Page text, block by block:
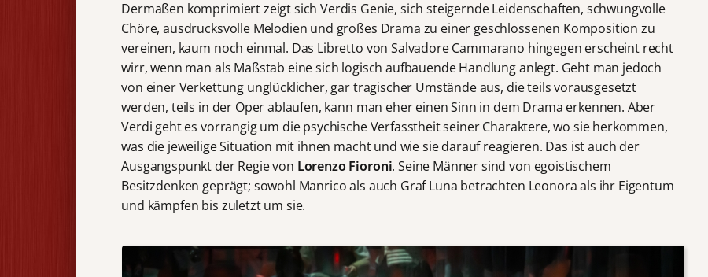
Dermaßen komprimiert zeigt sich Verdis Genie, sich steigernde Leidenschaften, schwungvolle
Chöre, ausdrucksvolle Melodien und großes Drama zu einer geschlossenen Komposition zu
vereinen, kaum noch einmal. Das Libretto von Salvadore Cammarano hingegen erscheint recht
wirr, wenn man als Maßstab eine sich logisch aufbauende Handlung anlegt. Geht man jedoch
von einer Verkettung unglücklicher, gar tragischer Umstände aus, die teils vorausgesetzt
werden, teils in der Oper ablaufen, kann man eher einen Sinn in dem Drama erkennen. Aber
Verdi geht es vorrangig um die psychische Verfasstheit seiner Charaktere, wo sie herkommen,
was die jeweilige Situation mit ihnen macht und wie sie darauf reagieren. Das ist auch der
Ausgangspunkt der Regie von Lorenzo Fioroni. Seine Männer sind von egoistischem
Besitzdenken geprägt; sowohl Manrico als auch Graf Luna betrachten Leonora als ihr Eigentum
und kämpfen bis zuletzt um sie.